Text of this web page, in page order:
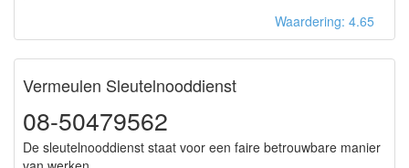
Waardering: 4.65
Vermeulen Sleutelnooddienst
08-50479562
De sleutelnooddienst staat voor een faire betrouwbare manier